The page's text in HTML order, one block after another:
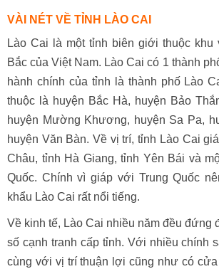
VÀI NÉT VỀ TỈNH LÀO CAI
Lào Cai là một tỉnh biên giới thuộc khu
Bắc của Việt Nam. Lào Cai có 1 thành
hành chính của tỉnh là thành phố Lào
thuộc là huyện Bắc Hà, huyện Bảo
huyện Mường Khương, huyện Sa Pa,
huyện Văn Bàn. Về vị trí, tỉnh Lào Cai
Châu, tỉnh Hà Giang, tỉnh Yên Bái và
Quốc. Chính vì giáp với Trung Quốc
khẩu Lào Cai rất nổi tiếng.
Về kinh tế, Lào Cai nhiều năm đều đứng
số cạnh tranh cấp tỉnh. Với nhiều chính
cùng với vị trí thuận lợi cũng như có